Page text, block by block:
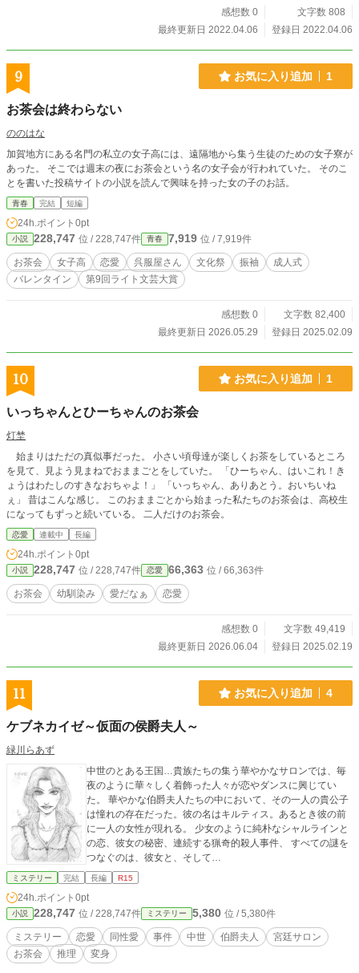
感想数 0
文字数 808
最終更新日 2022.04.06
登録日 2022.04.06
9 お気に入り追加 1
お茶会は終わらない
ののはな
加賀地方にある名門の私立の女子高には、遠隔地から集う生徒のための女子寮が
あった。 そこでは週末の夜にお茶会という名の女子会が行われていた。 そのこ
とを書いた投稿サイトの小説を読んで興味を持った女の子のお話。
青春 完結 短編
24h.ポイント 0pt
小説 228,747 位 / 228,747件 青春 7,919 位 / 7,919件
お茶会 女子高 恋愛 呉服屋さん 文化祭 振袖
成人式
バレンタイン
第9回ライト文芸大賞
感想数 0
文字数 82,400
最終更新日 2026.05.29
登録日 2025.02.09
10 お気に入り追加 1
いっちゃんとひーちゃんのお茶会
灯埜
始まりはただの真似事だった。 小さい頃母達が楽しくお茶をしているところ
を見て、見よう見まねでおままごとをしていた。 「ひーちゃん、はいこれ！き
ょうはわたしのすきなおちゃよ！」 「いっちゃん、ありあとう。おいちいね
ぇ」 昔はこんな感じ。 このおままごとから始まった私たちのお茶会は、高校生
になってもずっと続いている。 二人だけのお茶会。
恋愛 連載中 長編
24h.ポイント 0pt
小説 228,747 位 / 228,747件 恋愛 66,363 位 / 66,363件
お茶会 幼馴染み 愛だなぁ 恋愛
感想数 0
文字数 49,419
最終更新日 2026.06.04
登録日 2025.02.19
11 お気に入り追加 4
ケブネカイゼ～仮面の侯爵夫人～
緑川らあず
中世のとある王国…貴族たちの集う華やかなサロンでは、毎
夜のように華々しく着飾った人々が恋やダンスに興じてい
た。 華やかな伯爵夫人たちの中において、その一人の貴公子
は憧れの存在だった。彼の名はキルティス。あるとき彼の前
に一人の女性が現れる。 少女のように純朴なシャルラインと
の恋、彼女の秘密、連続する猟奇的殺人事件、 すべての謎を
つなぐのは、彼女と、そして…
ミステリー 完結 長編 R15
24h.ポイント 0pt
小説 228,747 位 / 228,747件 ミステリー 5,380 位 / 5,380件
ミステリー 恋愛 同性愛 事件 中世 伯爵夫人
宮廷サロン
お茶会
推理 変身